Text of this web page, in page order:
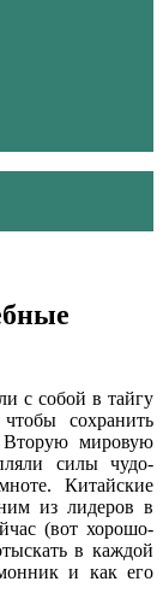
с собой в тайгу
сохранить
Вторую мировую
силы чудо-
Китайские
из лидеров в
(вот хорошо-
в каждой
и как его